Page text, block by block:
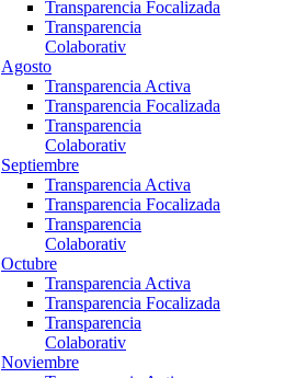
Transparencia Focalizada
Transparencia
Colaborativ
Agosto
Transparencia Activa
Transparencia Focalizada
Transparencia
Colaborativ
Septiembre
Transparencia Activa
Transparencia Focalizada
Transparencia
Colaborativ
Octubre
Transparencia Activa
Transparencia Focalizada
Transparencia
Colaborativ
Noviembre